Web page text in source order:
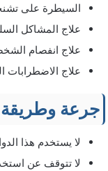
السيطرة على
علاج المشاكل
علاج انفصام
علاج الاضطرابات
جرعة وطريقة
لا يستخدم هذا
لا تتوقف عن